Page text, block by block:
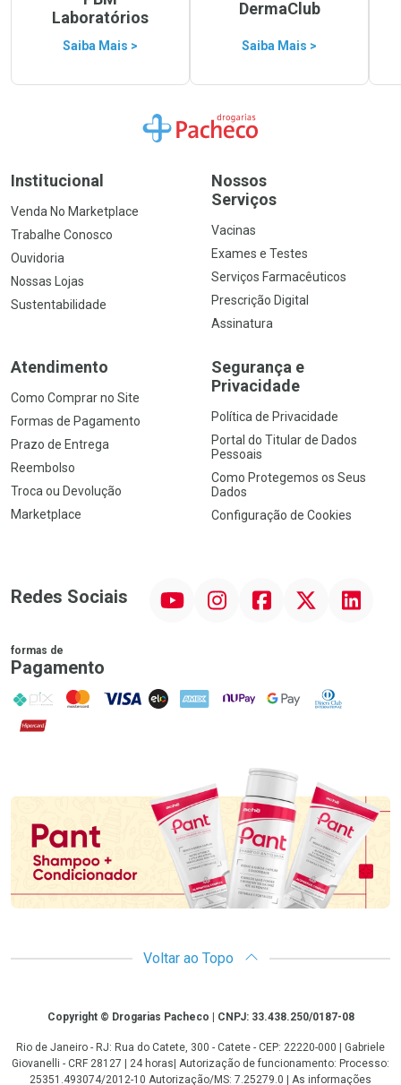
Laboratórios
Saiba Mais >
DermaClub
Saiba Mais >
Ir para a Home
Institucional
Venda No Marketplace
Trabalhe Conosco
Ouvidoria
Nossas Lojas
Sustentabilidade
Nossos
Serviços
Vacinas
Exames e Testes
Serviços Farmacêuticos
Prescrição Digital
Assinatura
Atendimento
Como Comprar no Site
Formas de Pagamento
Prazo de Entrega
Reembolso
Troca ou Devolução
Marketplace
Segurança e
Privacidade
Política de Privacidade
Portal do Titular de Dados
Pessoais
Como Protegemos os Seus
Dados
Configuração de Cookies
Redes Sociais InstagramFacebook Linkedin
formas de
Pagamento
PIX MasterCard
VISA ELO AMEX NuPay Google PayDiners Club
Hipercard
Promoção em Destaque
Voltar ao Topo
CopyrightCopyright © Drogarias Pacheco | CNPJ: 33.438.250/0187-08
Rio de Janeiro - RJ: Rua do Catete, 300 - Catete - CEP: 22220-000 | Gabriele
Giovanelli - CRF 28127 | 24 horas| Autorização de funcionamento: Processo:
25351.493074/2012-10 Autorização/MS: 7.25279.0 | As informações